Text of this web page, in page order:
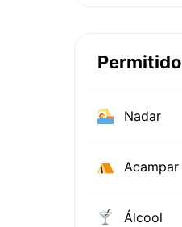
Permitido
Nadar
Acampar
Álcool